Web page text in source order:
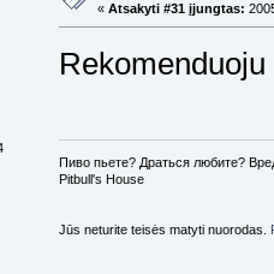
« Atsakyti #31 įjungtas:
Пиво пьете? Драться любите?
Pitbull's House
Jūs neturite teisės matyti nuorodas.